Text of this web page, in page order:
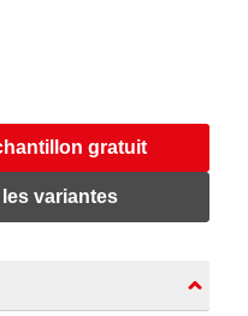
gratuit
variantes